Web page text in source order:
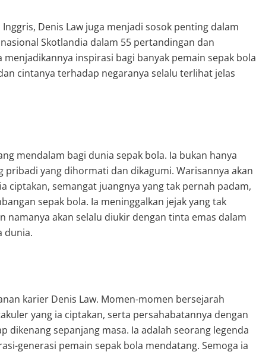
Denis Law juga menjadi sosok penting dalam
Skotlandia dalam 55 pertandingan dan
inspirasi bagi banyak pemain sepak bola
cintanya terhadap negaranya selalu terlihat jelas
mendalam bagi dunia sepak bola. Ia bukan hanya
yang dihormati dan dikagumi. Warisannya akan
ciptakan, semangat juangnya yang tak pernah padam,
sepak bola. Ia meninggalkan jejak yang tak
namanya akan selalu diukir dengan tinta emas dalam
dunia.
karier Denis Law. Momen-momen bersejarah
yang ia ciptakan, serta persahabatannya dengan
dikenang sepanjang masa. Ia adalah seorang legenda
generasi pemain sepak bola mendatang. Semoga ia